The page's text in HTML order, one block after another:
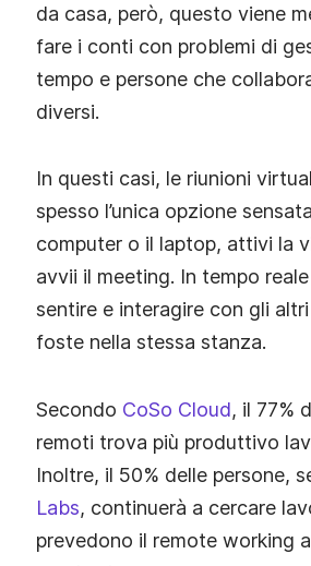
da casa, però, questo viene
fare i conti con problemi di
tempo e persone che
diversi.
In questi casi, le riunioni
spesso l’unica opzione
computer o il laptop, attivi la
avvii il meeting. In tempo
sentire e interagire con gli
foste nella stessa stanza.
Secondo CoSo Cloud, il 77%
remoti trova più produttivo
Inoltre, il 50% delle persone,
Labs, continuerà a cercare
prevedono il remote working